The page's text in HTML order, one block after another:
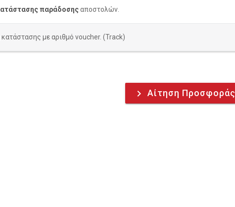
παράδοσηςαποστολών.
με αριθμό voucher. (Track)
keyboard_arrow_right Αίτηση Προσφοράς